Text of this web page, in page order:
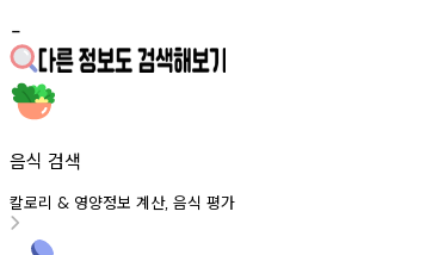
-
음식 검색
칼로리 & 영양정보 계산, 음식 평가